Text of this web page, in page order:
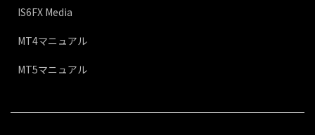
IS6FX Media
MT4マニュアル
MT5マニュアル